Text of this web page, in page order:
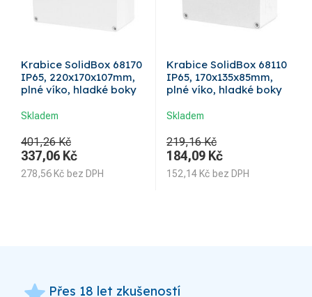
Krabice SolidBox 68170
IP65, 220x170x107mm,
plné víko, hladké boky
Skladem
401,26 Kč
337,06 Kč
278,56 Kč bez DPH
Krabice SolidBox 68110
IP65, 170x135x85mm,
plné víko, hladké boky
Skladem
219,16 Kč
184,09 Kč
152,14 Kč bez DPH
Přes 18 let zkušeností